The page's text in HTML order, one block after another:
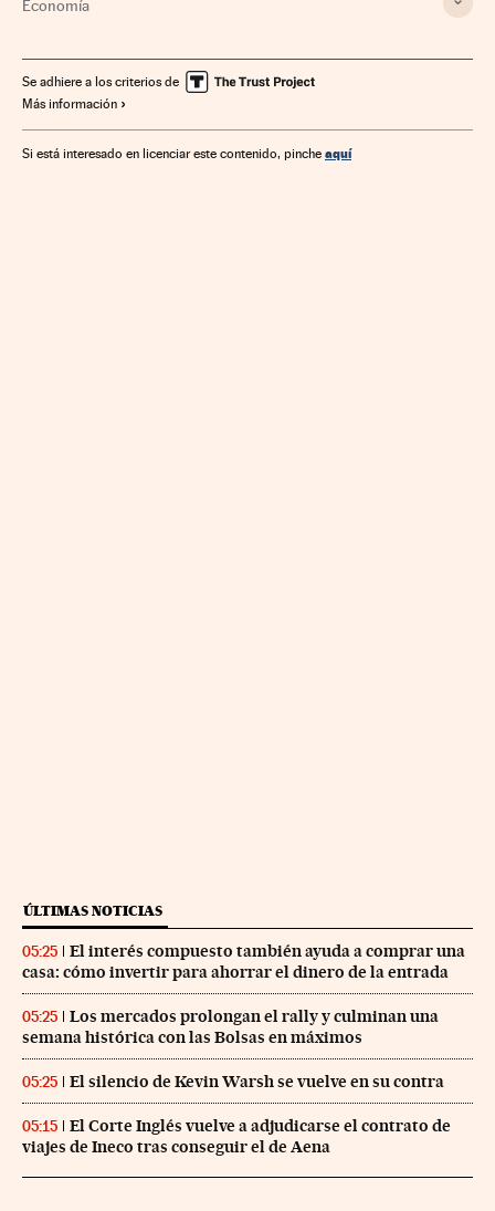
Economía
Se adhiere a los criterios de
Más información
Si está interesado en licenciar este contenido, pinche aquí
ÚLTIMAS NOTICIAS
05:25
El interés compuesto también ayuda a comprar una
casa: cómo invertir para ahorrar el dinero de la entrada
05:25
Los mercados prolongan el rally y culminan una
semana histórica con las Bolsas en máximos
05:25 El silencio de Kevin Warsh se vuelve en su contra
05:15
El Corte Inglés vuelve a adjudicarse el contrato de
viajes de Ineco tras conseguir el de Aena